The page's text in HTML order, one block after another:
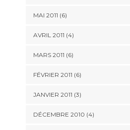
MAI 2011 (6)
AVRIL 2011 (4)
MARS 2011 (6)
FÉVRIER 2011 (6)
JANVIER 2011 (3)
DÉCEMBRE 2010 (4)